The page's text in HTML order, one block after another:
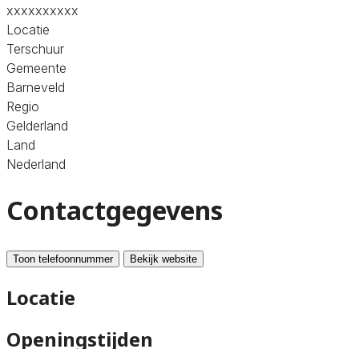
xxxxxxxxxx
Locatie
Terschuur
Gemeente
Barneveld
Regio
Gelderland
Land
Nederland
Contactgegevens
Toon telefoonnummer Bekijk website
Locatie
Openingstijden